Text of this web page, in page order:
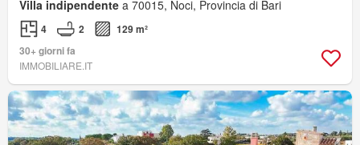
Villa indipendente a 70015, Noci, Provincia di Bari
4 2
129 m²
30+ giorni fa
IMMOBILIARE.IT